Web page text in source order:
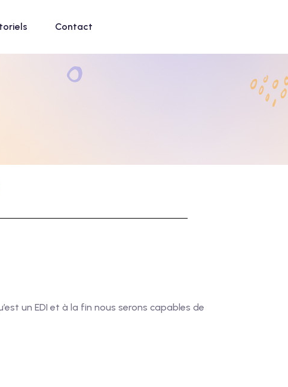
Contact
un EDI et à la fin nous serons capables de